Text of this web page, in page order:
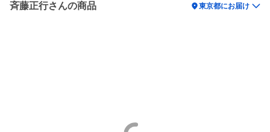
斉藤正行さんの商品 location_on東京都にお届け